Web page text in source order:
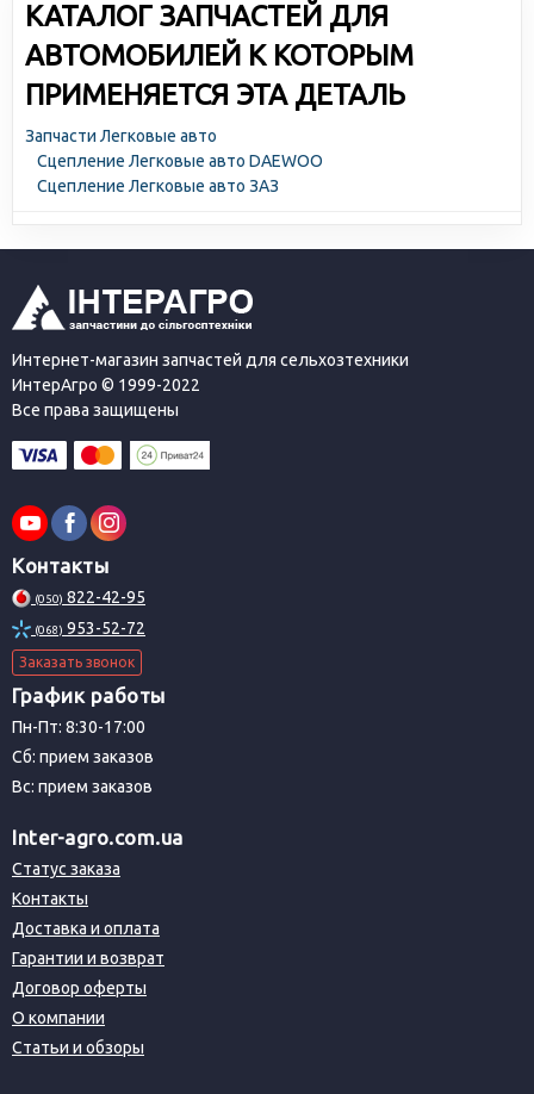
КАТАЛОГ ЗАПЧАСТЕЙ ДЛЯ
АВТОМОБИЛЕЙ К КОТОРЫМ
ПРИМЕНЯЕТСЯ ЭТА ДЕТАЛЬ
Запчасти Легковые авто
Сцепление Легковые авто DAEWOO
Сцепление Легковые авто ЗАЗ
Интернет-магазин запчастей для сельхозтехники
ИнтерАгро © 1999-2022
Все права защищены
Контакты
(050) 822-42-95
(068) 953-52-72
Заказать звонок
График работы
Пн-Пт: 8:30-17:00
Сб: прием заказов
Вс: прием заказов
Inter-agro.com.ua
Статус заказа
Контакты
Доставка и оплата
Гарантии и возврат
Договор оферты
О компании
Статьи и обзоры